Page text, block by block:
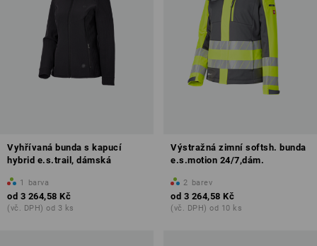
Vyhřívaná bunda s kapucí
hybrid e.s.trail, dámská
1 barva
od 3 264,58 Kč
(vč. DPH) od 3 ks
Výstražná zimní softsh. bunda
e.s.motion 24/7,dám.
2 barev
od 3 264,58 Kč
(vč. DPH) od 10 ks